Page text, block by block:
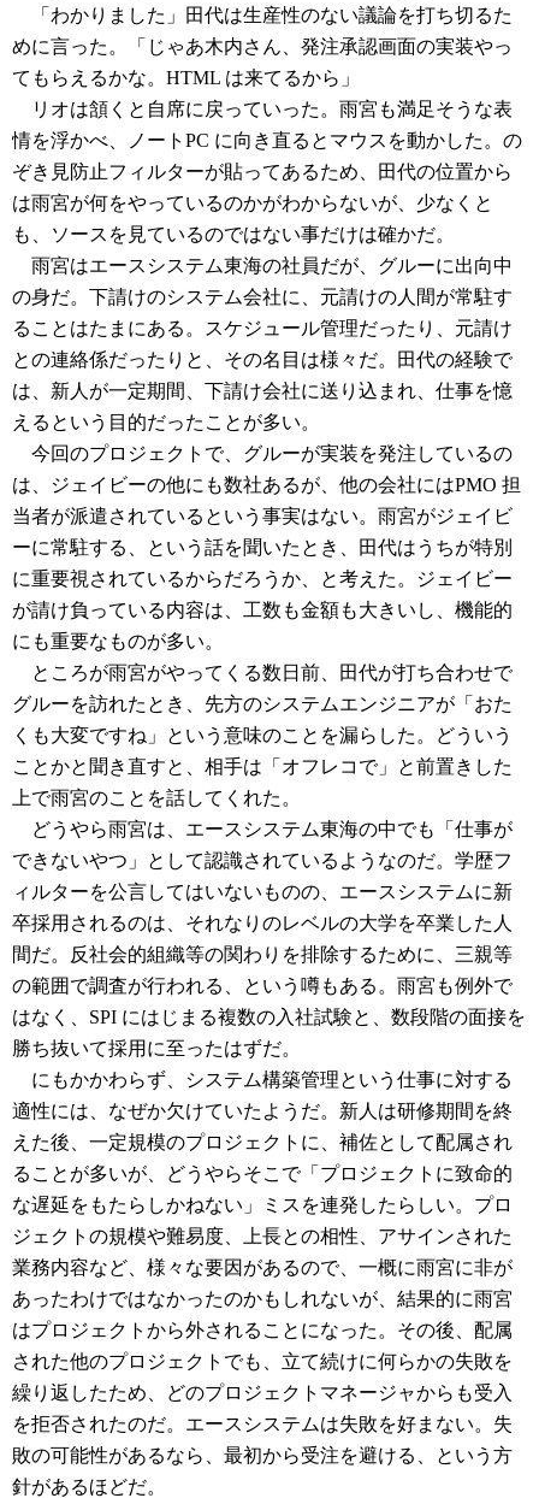
「わかりました」田代は生産性のない議論を打ち切るた
めに言った。「じゃあ木内さん、発注承認画面の実装やっ
てもらえるかな。HTML は来てるから」
リオは頷くと自席に戻っていった。雨宮も満足そうな表
情を浮かべ、ノートPC に向き直るとマウスを動かした。の
ぞき見防止フィルターが貼ってあるため、田代の位置から
は雨宮が何をやっているのかがわからないが、少なくと
も、ソースを見ているのではない事だけは確かだ。
雨宮はエースシステム東海の社員だが、グルーに出向中
の身だ。下請けのシステム会社に、元請けの人間が常駐す
ることはたまにある。スケジュール管理だったり、元請け
との連絡係だったりと、その名目は様々だ。田代の経験で
は、新人が一定期間、下請け会社に送り込まれ、仕事を憶
えるという目的だったことが多い。
今回のプロジェクトで、グルーが実装を発注しているの
は、ジェイビーの他にも数社あるが、他の会社にはPMO 担
当者が派遣されているという事実はない。雨宮がジェイビ
ーに常駐する、という話を聞いたとき、田代はうちが特別
に重要視されているからだろうか、と考えた。ジェイビー
が請け負っている内容は、工数も金額も大きいし、機能的
にも重要なものが多い。
ところが雨宮がやってくる数日前、田代が打ち合わせで
グルーを訪れたとき、先方のシステムエンジニアが「おた
くも大変ですね」という意味のことを漏らした。どういう
ことかと聞き直すと、相手は「オフレコで」と前置きした
上で雨宮のことを話してくれた。
どうやら雨宮は、エースシステム東海の中でも「仕事が
できないやつ」として認識されているようなのだ。学歴フ
ィルターを公言してはいないものの、エースシステムに新
卒採用されるのは、それなりのレベルの大学を卒業した人
間だ。反社会的組織等の関わりを排除するために、三親等
の範囲で調査が行われる、という噂もある。雨宮も例外で
はなく、SPI にはじまる複数の入社試験と、数段階の面接を
勝ち抜いて採用に至ったはずだ。
にもかかわらず、システム構築管理という仕事に対する
適性には、なぜか欠けていたようだ。新人は研修期間を終
えた後、一定規模のプロジェクトに、補佐として配属され
ることが多いが、どうやらそこで「プロジェクトに致命的
な遅延をもたらしかねない」ミスを連発したらしい。プロ
ジェクトの規模や難易度、上長との相性、アサインされた
業務内容など、様々な要因があるので、一概に雨宮に非が
あったわけではなかったのかもしれないが、結果的に雨宮
はプロジェクトから外されることになった。その後、配属
された他のプロジェクトでも、立て続けに何らかの失敗を
繰り返したため、どのプロジェクトマネージャからも受入
を拒否されたのだ。エースシステムは失敗を好まない。失
敗の可能性があるなら、最初から受注を避ける、という方
針があるほどだ。